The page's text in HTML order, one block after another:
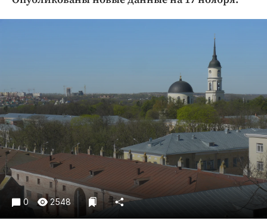
Погода
Праздники
Происшествия
Спорт
Экономика и бизнес
ПРОЕКТЫ
Блоги
0 2548